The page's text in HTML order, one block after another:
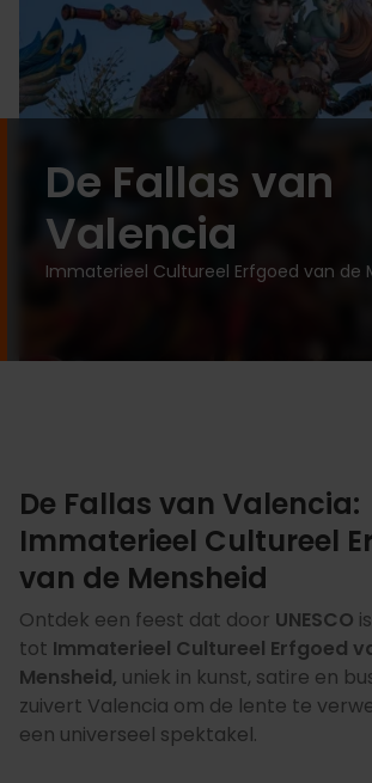
De Fallas van
Valencia
Immaterieel Cultureel Erfgoed van de
De Fallas van Valencia:
Immaterieel Cultureel
van de Mensheid
Ontdek een feest dat door UNESCO
tot Immaterieel Cultureel Erfgoed
Mensheid, uniek in kunst, satire en
zuivert Valencia om de lente te
een universeel spektakel.